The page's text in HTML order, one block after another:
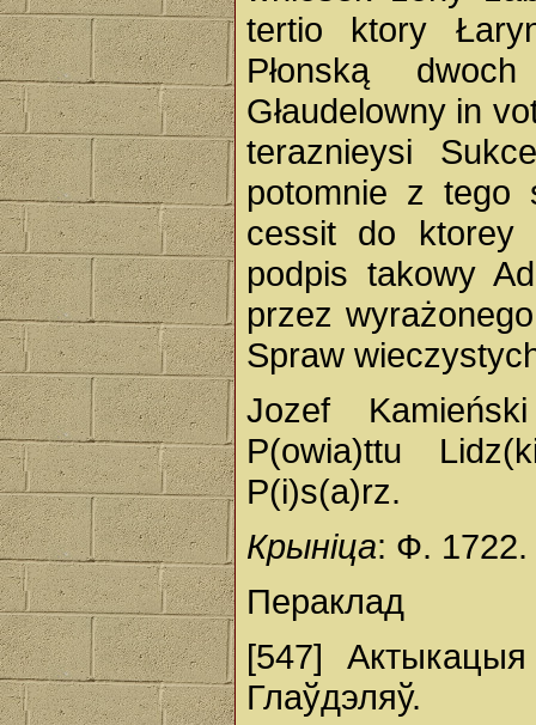
tertio ktory
Płonską
Głaudelowny in
teraznieysi
potomnie z tego
cessit do ktorey
podpis takowy
przez
Spraw
Jozef
P(owia)ttu
P(i)s(a)rz.
Крыніца: Ф.
Пераклад
[547] Актыкацыя
Глаўдэляў.